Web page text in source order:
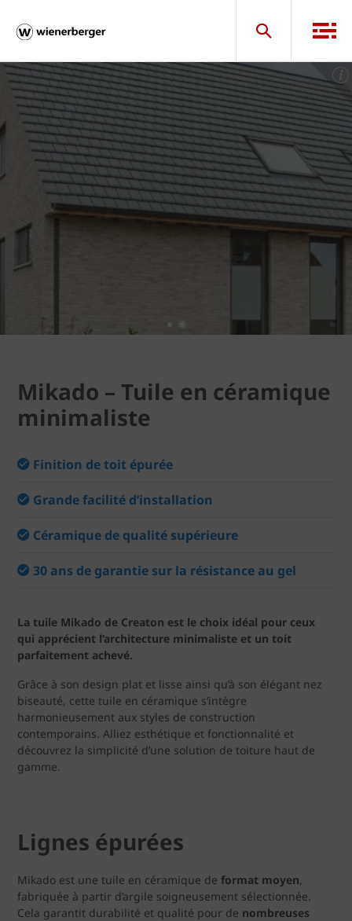
Mikado – Tuile en céramique
minimaliste
Finition de toit épurée
Grande facilité d’installation
Céramique de qualité supérieure
30 ans de garantie sur la résistance au gel
La tuile Mikado de Creaton est le choix idéal pour ceux
qui apprécient l’architecture minimaliste et un toit
parfaitement achevé.
Grâce à son design plat et lisse ainsi qu’à son élégant nez
biseauté, cette tuile en céramique s’intègre
harmonieusement aux styles de construction
contemporains. Alliez esthétique et fonctionnalité et
découvrez la simplicité d’une solution de toiture haut de
gamme.
Lignes épurées
Mikado est une tuile en céramique de format moyen,
fabriquée à partir d’argile soigneusement sélectionnée.
Cela garantit durabilité et qualité pour de nombreuses